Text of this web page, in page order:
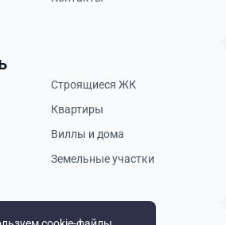
Строящиеся ЖК
Квартиры
Виллы и дома
Земельные участки